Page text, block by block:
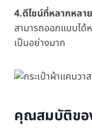
4.ดีไซน์ที่หลากหลา
สามารถออกแบบได้
เป็นอย่างมาก
คุณสมบัติขอ